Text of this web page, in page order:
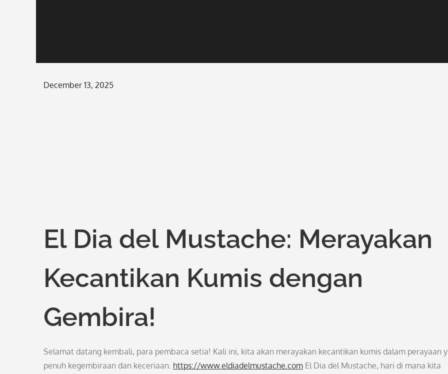
Posted
December 13, 2025
El Dia del Mustache: Merayakan
Kecantikan Kumis dengan
Gembira!
Selamat datang kembali, para pembaca setia! Kali ini, kita akan merayakan kecantikan kumis dalam perayaan
penuh kegembiraan dan keceriaan. https://www.eldiadelmustache.com El Dia del Mustache, hari di mana kita